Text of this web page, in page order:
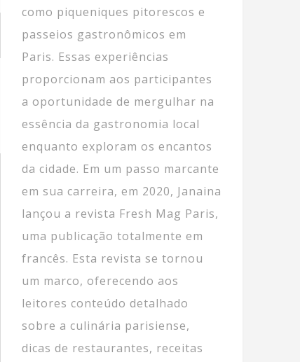
como piqueniques pitorescos e
passeios gastronômicos em
Paris. Essas experiências
proporcionam aos participantes
a oportunidade de mergulhar na
essência da gastronomia local
enquanto exploram os encantos
da cidade. Em um passo marcante
em sua carreira, em 2020, Janaina
lançou a revista Fresh Mag Paris,
uma publicação totalmente em
francês. Esta revista se tornou
um marco, oferecendo aos
leitores conteúdo detalhado
sobre a culinária parisiense,
dicas de restaurantes, receitas